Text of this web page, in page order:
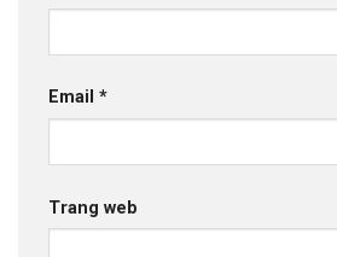
Email *
Trang web